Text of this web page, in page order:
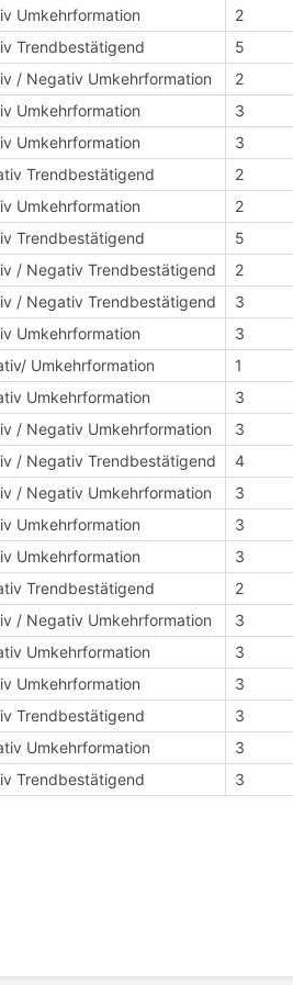
Umkehrformation 2
Trendbestätigend 5
/ Negativ Umkehrformation 2
Umkehrformation 3
Umkehrformation 3
Trendbestätigend 2
Umkehrformation 2
Trendbestätigend 5
/ Negativ Trendbestätigend 2
/ Negativ Trendbestätigend 3
Umkehrformation 3
Umkehrformation 1
Umkehrformation 3
/ Negativ Umkehrformation 3
/ Negativ Trendbestätigend 4
/ Negativ Umkehrformation 3
Umkehrformation 3
Umkehrformation 3
Trendbestätigend 2
/ Negativ Umkehrformation 3
Umkehrformation 3
Umkehrformation 3
Trendbestätigend 3
Umkehrformation 3
Trendbestätigend 3